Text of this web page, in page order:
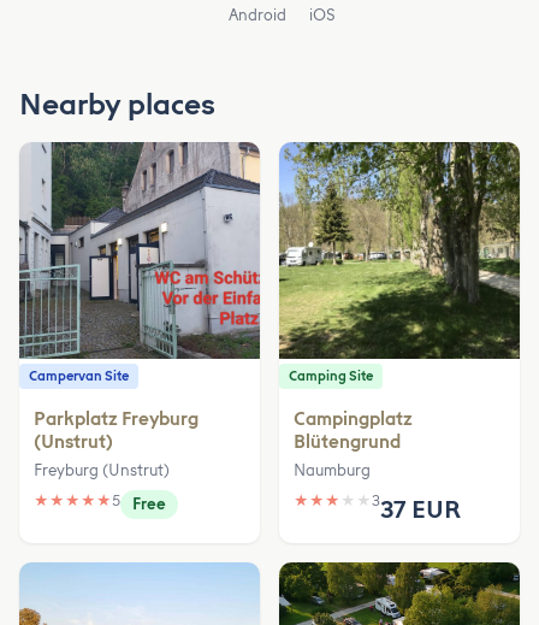
Android iOS
Nearby places
Campervan Site
Parkplatz Freyburg
(Unstrut)
Freyburg (Unstrut)
★ ★ ★ ★ ★5 Free
Camping Site
Campingplatz
Blütengrund
Naumburg
★ ★ ★ ★ ★ 337 EUR